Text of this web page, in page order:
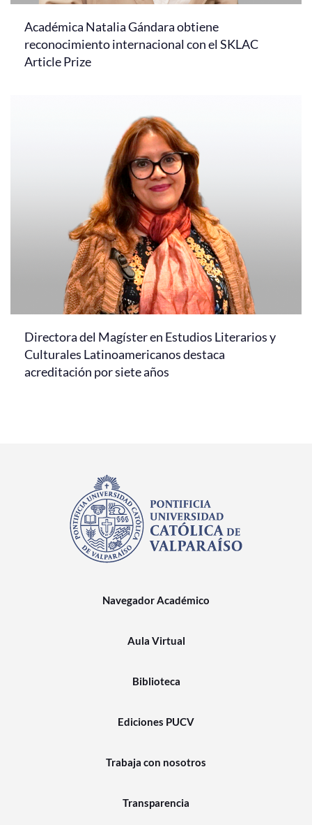
Académica Natalia Gándara obtiene
reconocimiento internacional con el SKLAC
Article Prize
Directora del Magíster en Estudios Literarios y
Culturales Latinoamericanos destaca
acreditación por siete años
Navegador Académico
Aula Virtual
Biblioteca
Ediciones PUCV
Trabaja con nosotros
Transparencia